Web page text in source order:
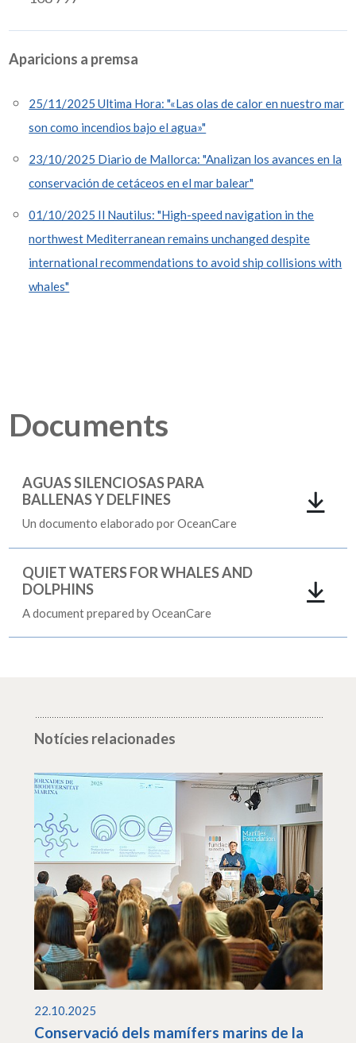
Aparicions a premsa
25/11/2025 Ultima Hora: "«Las olas de calor en nuestro mar
son como incendios bajo el agua»"
23/10/2025 Diario de Mallorca: "Analizan los avances en la
conservación de cetáceos en el mar balear"
01/10/2025 Il Nautilus: "High-speed navigation in the
northwest Mediterranean remains unchanged despite
international recommendations to avoid ship collisions with
whales"
Documents
AGUAS SILENCIOSAS PARA
BALLENAS Y DELFINES
Un documento elaborado por OceanCare
QUIET WATERS FOR WHALES AND
DOLPHINS
A document prepared by OceanCare
Notícies relacionades
22.10.2025
Conservació dels mamífers marins de la